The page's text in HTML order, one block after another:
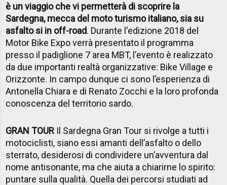
è un viaggio che vi permetterà di scoprire la
Sardegna, mecca del moto turismo italiano, sia su
asfalto si in off-road. Durante l'edizione 2018 del
Motor Bike Expo verrà presentato il programma
presso il padiglione 7 area MBT, l'evento è realizzato
da due importanti realtà organizzative: Bike Village e
Orizzonte. In campo dunque ci sono l’esperienza di
Antonella Chiara e di Renato Zocchi e la loro profonda
conoscenza del territorio sardo.
GRAN TOUR Il Sardegna Gran Tour si rivolge a tutti i
motociclisti, siano essi amanti dell’asfalto o dello
sterrato, desiderosi di condividere un’avventura dal
nome antisonante, ma che aiuta a chiarirne lo spirito:
puntare sulla qualità. Quella dei percorsi studiati ad